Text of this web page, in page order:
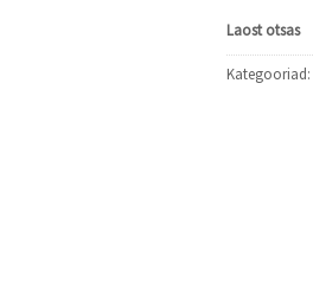
Laost otsas
Kategooriad: